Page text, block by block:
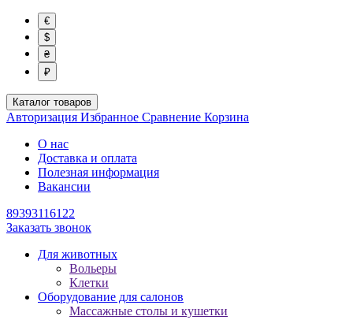
€
$
₴
₽
Каталог товаров
Авторизация Избранное Сравнение Корзина
О нас
Доставка и оплата
Полезная информация
Вакансии
89393116122
Заказать звонок
Для животных
Вольеры
Клетки
Оборудование для салонов
Массажные столы и кушетки